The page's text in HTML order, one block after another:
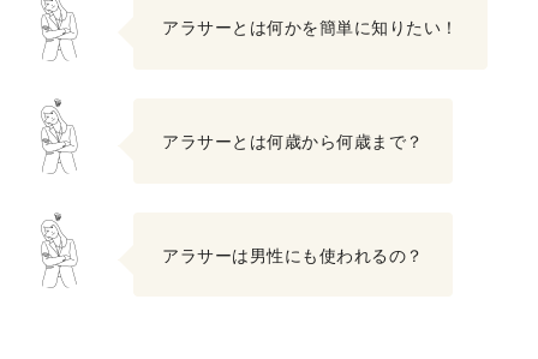
アラサーとは何かを簡単に知りたい！
アラサーとは何歳から何歳まで？
アラサーは男性にも使われるの？